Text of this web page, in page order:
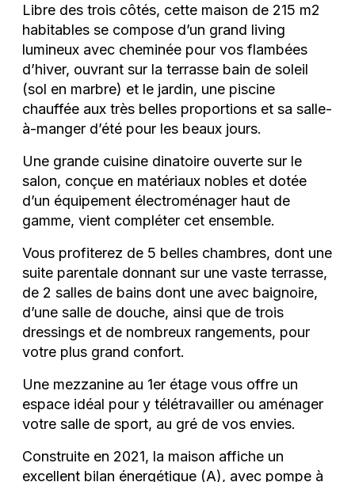
Libre des trois côtés, cette maison de 215 m2
habitables se compose d’un grand living
lumineux avec cheminée pour vos flambées
d’hiver, ouvrant sur la terrasse bain de soleil
(sol en marbre) et le jardin, une piscine
chauffée aux très belles proportions et sa salle-
à-manger d’été pour les beaux jours.
Une grande cuisine dinatoire ouverte sur le
salon, conçue en matériaux nobles et dotée
d’un équipement électroménager haut de
gamme, vient compléter cet ensemble.
Vous profiterez de 5 belles chambres, dont une
suite parentale donnant sur une vaste terrasse,
de 2 salles de bains dont une avec baignoire,
d’une salle de douche, ainsi que de trois
dressings et de nombreux rangements, pour
votre plus grand confort.
Une mezzanine au 1er étage vous offre un
espace idéal pour y télétravailler ou aménager
votre salle de sport, au gré de vos envies.
Construite en 2021, la maison affiche un
excellent bilan énergétique (A), avec pompe à